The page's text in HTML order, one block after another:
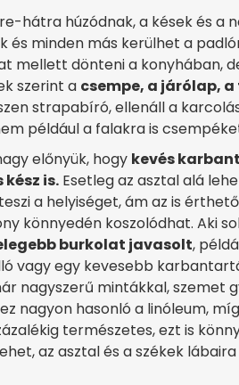
hátra húzódnak, a kések és a
és minden más kerülhet a
mellett dönteni a konyhában,
szerint a csempe, a járólap,
strapabíró, ellenáll a
például a falakra is
előnyük, hogy kevés
kész is. Esetleg az asztal alá
a helyiséget, ám az is
könnyedén koszolódhat. Aki
burkolat javasolt,
vagy egy kevesebb
nagyszerű mintákkal, szemet
nagyon hasonló a linóleum,
természetes, ezt is
az asztal és a székek